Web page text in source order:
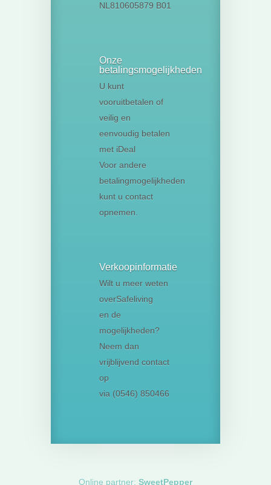
NL810605879 B01
Onze
betalingsmogelijkheden
U kunt
vooruitbetalen of
veilig en
eenvoudig betalen
met iDeal
Voor andere
betalingmogelijkheden
kunt u contact
opnemen.
Verkoopinformatie
Wilt u meer weten
overSafeliving
en de
mogelijkheden?
Neem dan
vrijblijvend contact
op
via (0546) 850466
Online partner: SweetPepper